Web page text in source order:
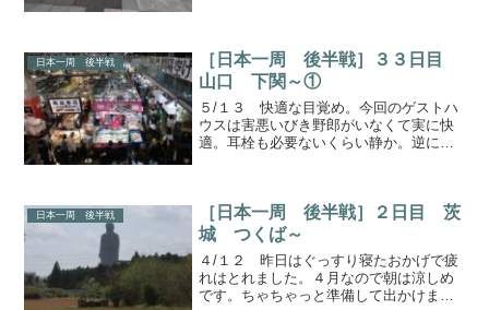
のテント周りの方と話した...
日本一周 後半戦
［日本一周 後半戦］３３日目
山口 下関～①
５/１３ 快適な目覚め。今回のゲストハ
ウスは害悪いびき野郎がいなくて実に快
適。耳栓も必要ないくらい静か。逆に私
代表的な観光スポット、...
日本一周 後半戦
［日本一周 後半戦］２日目 茨
城 つくば～
４/１２ 昨日はぐっすり寝たおかげで疲
れはとれました。４月なので朝は涼しめ
です。ちゃちゃっと準備して出かけまし